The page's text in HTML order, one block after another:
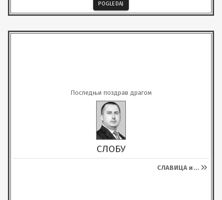
POGLEDAJ
Последњи поздрав драгом
СЛОБУ
СЛАВИЦА и ...